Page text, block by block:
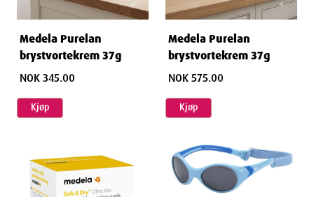
Medela Purelan
brystvortekrem 37g
NOK 345.00
Kjøp
Medela Purelan
brystvortekrem 37g
NOK 575.00
Kjøp